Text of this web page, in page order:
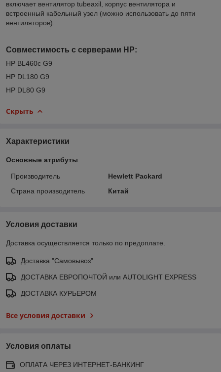
включает вентилятор tubeaxil, корпус вентилятора и
встроенный кабельный узел (можно использовать до пяти
вентиляторов).
Совместимость с серверами HP:
HP BL460c G9
HP DL180 G9
HP DL80 G9
Скрыть
Характеристики
Основные атрибуты
Производитель
Hewlett Packard
Страна производитель
Китай
Условия доставки
Доставка осуществляется только по предоплате.
Доставка "Самовывоз"
ДОСТАВКА ЕВРОПОЧТОЙ или AUTOLIGHT EXPRESS
ДОСТАВКА КУРЬЕРОМ
Все условия доставки
Условия оплаты
ОПЛАТА ЧЕРЕЗ ИНТЕРНЕТ-БАНКИНГ